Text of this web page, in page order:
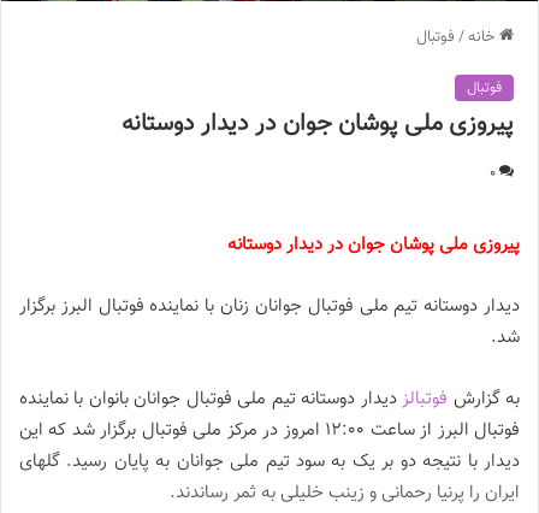
خانه/ فوتبال
فوتبال
پیروزی ملی پوشان جوان در دیدار دوستانه
0
پیروزی ملی پوشان جوان در دیدار دوستانه
دیدار دوستانه تیم ملی فوتبال جوانان زنان با نماینده فوتبال البرز برگزار
شد.
به گزارش فوتبالزدیدار دوستانه تیم ملی فوتبال جوانان بانوان با نماینده
فوتبال البرز از ساعت 12:00 امروز در مرکز ملی فوتبال برگزار شد که این
دیدار با نتیجه دو بر یک به سود تیم ملی جوانان به پایان رسید. گلهای
ایران را پرنیا رحمانی و زینب خلیلی به ثمر رساندند.